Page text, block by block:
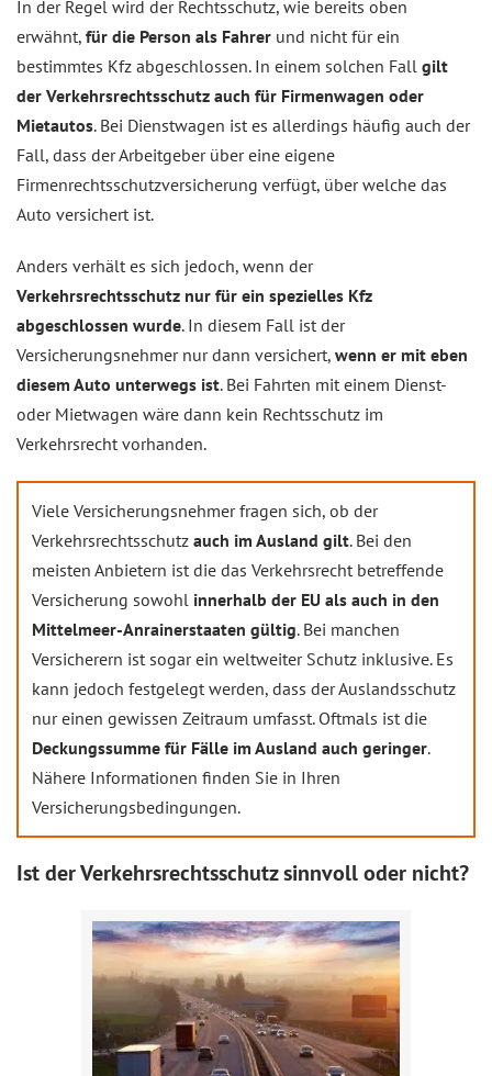
In der Regel wird der Rechtsschutz, wie bereits oben
erwähnt, für die Person als Fahrer und nicht für ein
bestimmtes Kfz abgeschlossen. In einem solchen Fall gilt
der Verkehrsrechtsschutz auch für Firmenwagen oder
Mietautos. Bei Dienstwagen ist es allerdings häufig auch der
Fall, dass der Arbeitgeber über eine eigene
Firmenrechtsschutzversicherung verfügt, über welche das
Auto versichert ist.
Anders verhält es sich jedoch, wenn der
Verkehrsrechtsschutz nur für ein spezielles Kfz
abgeschlossen wurde. In diesem Fall ist der
Versicherungsnehmer nur dann versichert, wenn er mit eben
diesem Auto unterwegs ist. Bei Fahrten mit einem Dienst-
oder Mietwagen wäre dann kein Rechtsschutz im
Verkehrsrecht vorhanden.
Viele Versicherungsnehmer fragen sich, ob der
Verkehrsrechtsschutz auch im Ausland gilt. Bei den
meisten Anbietern ist die das Verkehrsrecht betreffende
Versicherung sowohl innerhalb der EU als auch in den
Mittelmeer-Anrainerstaaten gültig. Bei manchen
Versicherern ist sogar ein weltweiter Schutz inklusive. Es
kann jedoch festgelegt werden, dass der Auslandsschutz
nur einen gewissen Zeitraum umfasst. Oftmals ist die
Deckungssumme für Fälle im Ausland auch geringer.
Nähere Informationen finden Sie in Ihren
Versicherungsbedingungen.
Ist der Verkehrsrechtsschutz sinnvoll oder nicht?